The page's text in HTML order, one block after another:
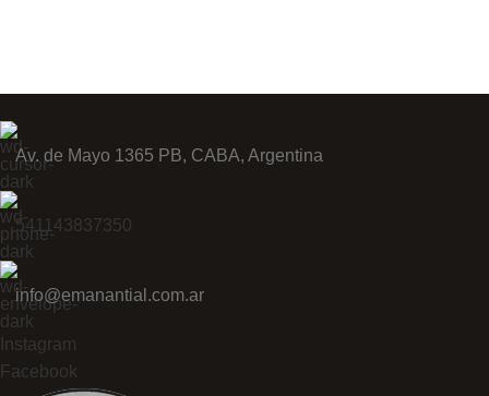
Av. de Mayo 1365 PB, CABA, Argentina
541143837350
info@emanantial.com.ar
Instagram
Facebook